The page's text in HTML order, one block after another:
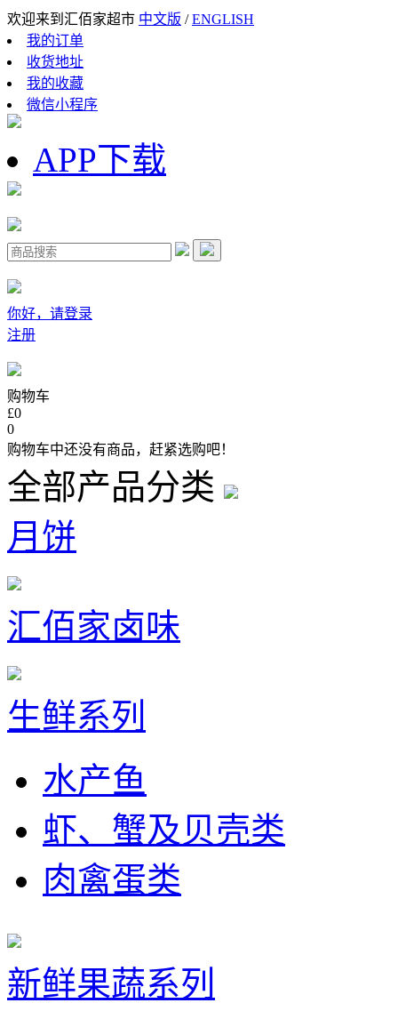
欢迎来到汇佰家超市 中文版 /ENGLISH
我的订单
收货地址
我的收藏
微信小程序
APP下载
你好，请登录
注册
购物车
£0
0
购物车中还没有商品，赶紧选购吧！
全部产品分类
月饼
汇佰家卤味
生鲜系列
水产鱼
虾、蟹及贝壳类
肉禽蛋类
新鲜果蔬系列